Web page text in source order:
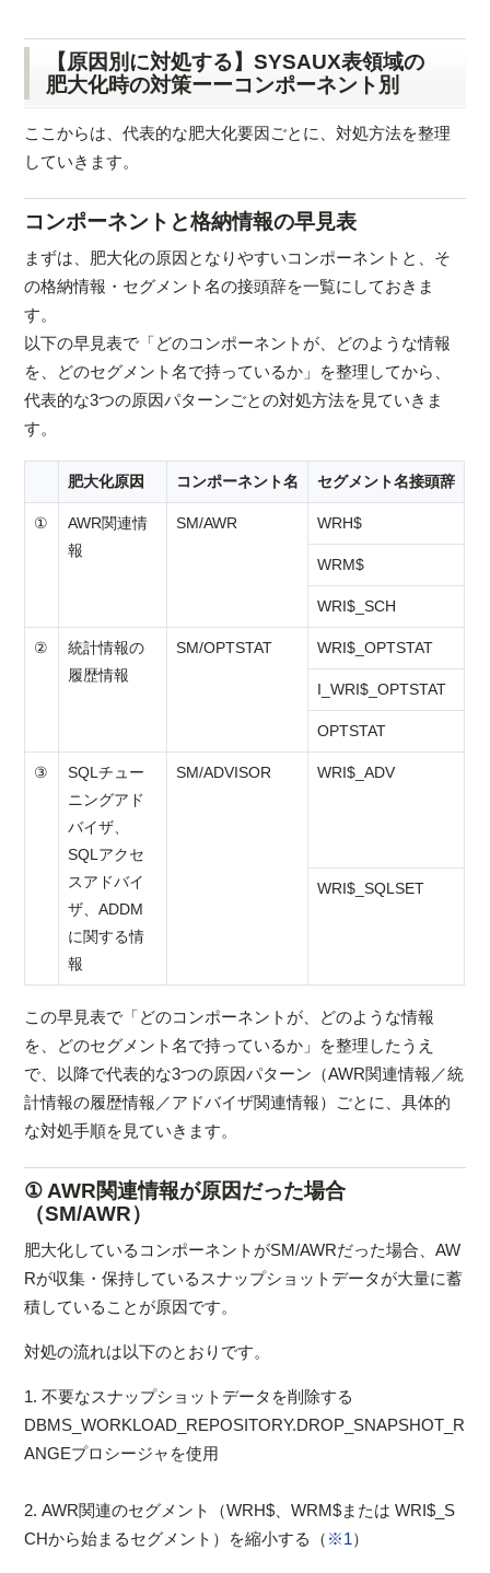
【原因別に対処する】SYSAUX表領域の
肥大化時の対策ーーコンポーネント別
ここからは、代表的な肥大化要因ごとに、対処方法を整理
していきます。
コンポーネントと格納情報の早見表
まずは、肥大化の原因となりやすいコンポーネントと、そ
の格納情報・セグメント名の接頭辞を一覧にしておきま
す。
以下の早見表で「どのコンポーネントが、どのような情報
を、どのセグメント名で持っているか」を整理してから、
代表的な3つの原因パターンごとの対処方法を見ていきま
す。
肥大化原因 コンポーネント名 セグメント名接頭辞
①
AWR関連情
報
SM/AWR WRH$
WRM$
WRI$_SCH
②
統計情報の
履歴情報
SM/OPTSTAT WRI$_OPTSTAT
I_WRI$_OPTSTAT
OPTSTAT
③
SQLチュー
ニングアド
バイザ、
SQLアクセ
スアドバイ
ザ、ADDM
に関する情
報
SM/ADVISOR WRI$_ADV
WRI$_SQLSET
この早見表で「どのコンポーネントが、どのような情報
を、どのセグメント名で持っているか」を整理したうえ
で、以降で代表的な3つの原因パターン（AWR関連情報／統
計情報の履歴情報／アドバイザ関連情報）ごとに、具体的
な対処手順を見ていきます。
① AWR関連情報が原因だった場合
（SM/AWR）
肥大化しているコンポーネントがSM/AWRだった場合、AW
Rが収集・保持しているスナップショットデータが大量に蓄
積していることが原因です。
対処の流れは以下のとおりです。
1. 不要なスナップショットデータを削除する
DBMS_WORKLOAD_REPOSITORY.DROP_SNAPSHOT_R
ANGEプロシージャを使用
2. AWR関連のセグメント（WRH$、WRM$または WRI$_S
CHから始まるセグメント）を縮小する（ ※1）